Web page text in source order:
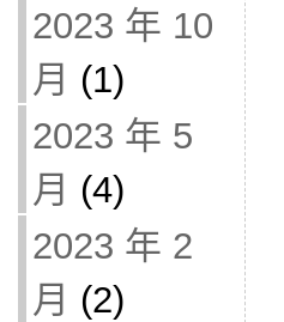
2023 年 10
月 (1)
2023 年 5
月 (4)
2023 年 2
月 (2)